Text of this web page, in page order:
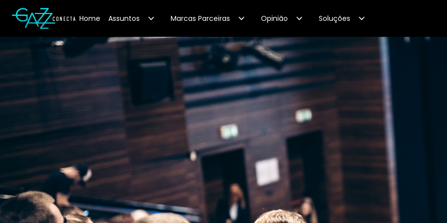
Your Company Home Assuntos Marcas Parceiras Opinião Soluções